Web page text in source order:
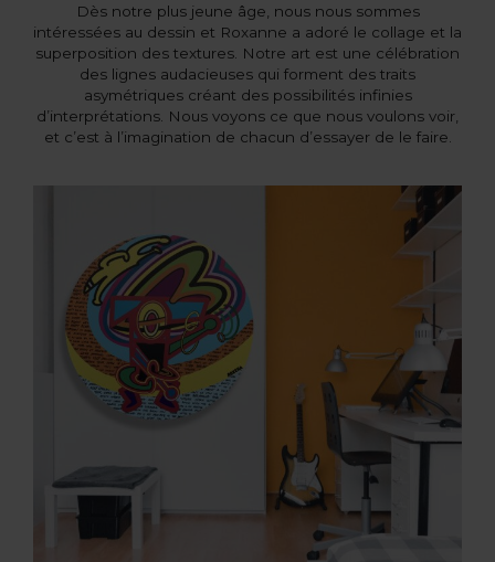
Dès notre plus jeune âge, nous nous sommes
intéressées au dessin et Roxanne a adoré le collage et la
superposition des textures. Notre art est une célébration
des lignes audacieuses qui forment des traits
asymétriques créant des possibilités infinies
d’interprétations. Nous voyons ce que nous voulons voir,
et c’est à l’imagination de chacun d’essayer de le faire.